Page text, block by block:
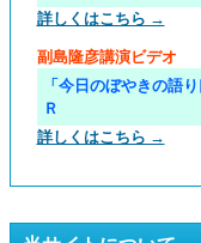
詳しくはこちら →
副島隆彦講演ビデオ
「今日のぼやきの語
Ｒ
詳しくはこちら →